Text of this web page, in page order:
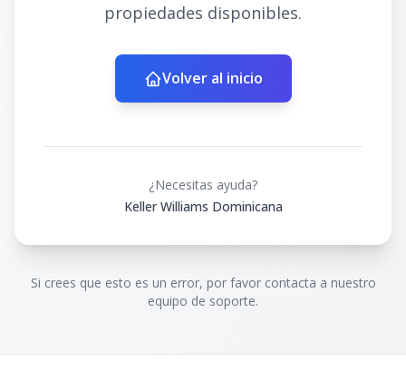
propiedades disponibles.
Volver al inicio
¿Necesitas ayuda?
Keller Williams Dominicana
Si crees que esto es un error, por favor contacta a nuestro
equipo de soporte.